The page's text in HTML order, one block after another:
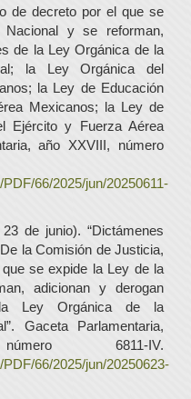
de decreto por el que se
y se reforman,
de la Ley Orgánica de la
la Ley Orgánica del
la Ley de Educación
Mexicanos; la Ley de
Ejército y Fuerza Aérea
año XXVIII, número
66/2025/jun/20250611-
de junio). “Dictámenes
la Comisión de Justicia,
se expide la Ley de la
adicionan y derogan
Ley Orgánica de la
Gaceta Parlamentaria,
6811-IV.
66/2025/jun/20250623-